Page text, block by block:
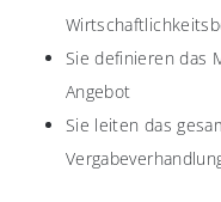
Sie definieren das
Angebot
Sie leiten das